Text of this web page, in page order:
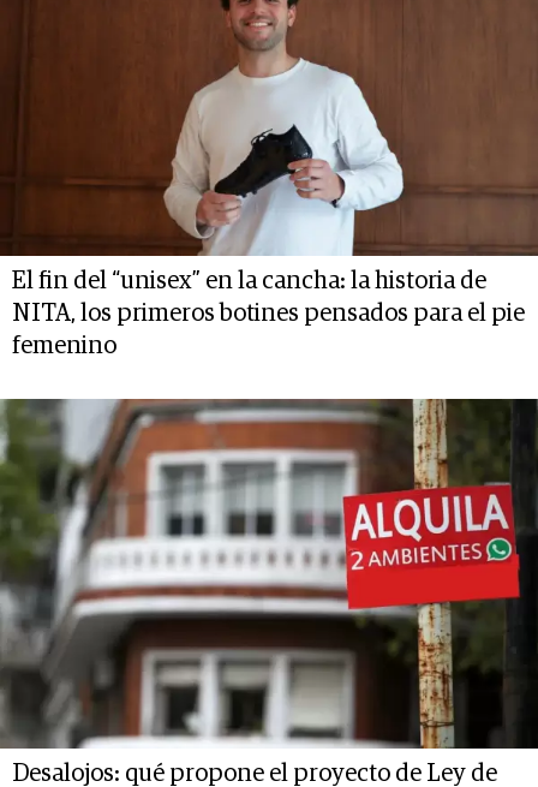
El fin del “unisex” en la cancha: la historia de
NITA, los primeros botines pensados para el pie
femenino
Desalojos: qué propone el proyecto de Ley de